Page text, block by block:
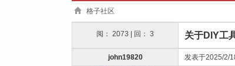
格子社区
阅： 2073 | 回： 3 关于DIY工
john19820 发表于2025/2/